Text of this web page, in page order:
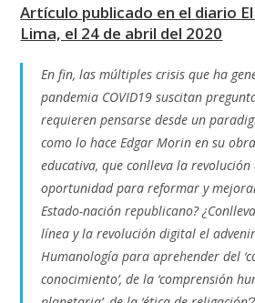
Artículo publicado en el diario
Lima, el 24 de abril del 2020
En fin, las múltiples crisis que ha
pandemia COVID19 suscitan
requieren pensarse desde un
como lo hace Edgar Morin en su
educativa, que conlleva la
oportunidad para reformar y
Estado-nación republicano?
línea y la revolución digital el
Humanología para aprehender del
conocimiento’, de la ‘comprensión